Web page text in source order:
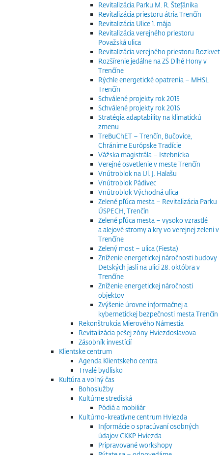
Revitalizácia Parku M. R. Štefánika
Revitalizácia priestoru átria Trenčín
Revitalizácia Ulice 1. mája
Revitalizácia verejného priestoru
Považská ulica
Revitalizácia verejného priestoru Rozkvet
Rozšírenie jedálne na ZŠ Dlhé Hony v
Trenčíne
Rýchle energetické opatrenia – MHSL
Trenčín
Schválené projekty rok 2015
Schválené projekty rok 2016
Stratégia adaptability na klimatickú
zmenu
TreBuChET – Trenčín, Bučovice,
Chránime Európske Tradície
Vážska magistrála – Istebnícka
Verejné osvetlenie v meste Trenčín
Vnútroblok na Ul. J. Halašu
Vnútroblok Pádivec
Vnútroblok Východná ulica
Zelené pľúca mesta – Revitalizácia Parku
ÚSPECH, Trenčín
Zelené pľúca mesta – vysoko vzrastlé
a alejové stromy a kry vo verejnej zeleni v
Trenčíne
Zelený most – ulica (Fiesta)
Zníženie energetickej náročnosti budovy
Detských jaslí na ulici 28. októbra v
Trenčíne
Zníženie energetickej náročnosti
objektov
Zvýšenie úrovne informačnej a
kybernetickej bezpečnosti mesta Trenčín
Rekonštrukcia Mierového Námestia
Revitalizácia pešej zóny Hviezdoslavova
Zásobník investícií
Klientske centrum
Agenda Klientskeho centra
Trvalé bydlisko
Kultúra a voľný čas
Bohoslužby
Kultúrne strediská
Pódiá a mobiliár
Kultúrno-kreatívne centrum Hviezda
Informácie o spracúvaní osobných
údajov CKKP Hviezda
Pripravované workshopy